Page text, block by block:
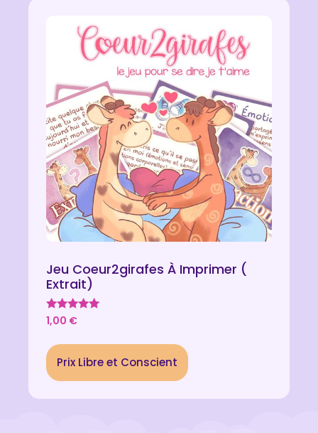
Jeu Coeur2girafes À Imprimer (
Extrait)
Note
5.00
1,00 €
Prix Libre et Conscient